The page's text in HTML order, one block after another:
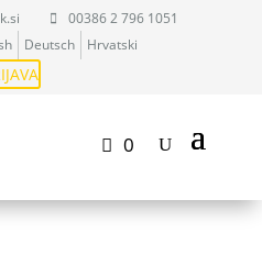
00386 2 796 1051
Deutsch Hrvatski
0